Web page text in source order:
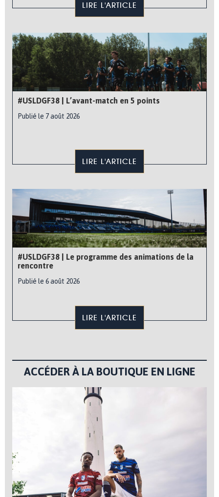
LIRE L'ARTICLE
#USLDGF38 | L’avant-match en 5 points
Publié le 7 août 2026
LIRE L'ARTICLE
#USLDGF38 | Le programme des animations de la
rencontre
Publié le 6 août 2026
LIRE L'ARTICLE
ACCÉDER À LA BOUTIQUE EN LIGNE